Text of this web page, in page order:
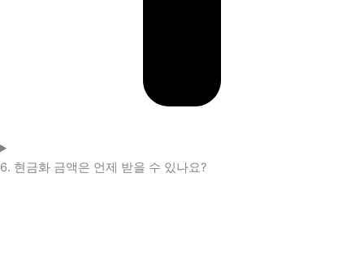
6. 현금화 금액은 언제 받을 수 있나요?